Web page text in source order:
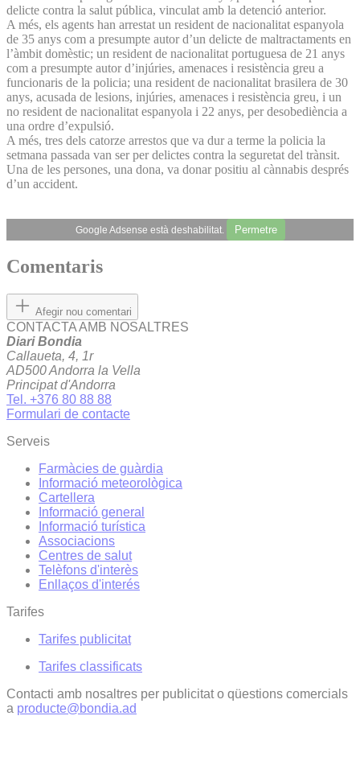
delicte contra la salut pública, vinculat amb la detenció anterior.
A més, els agents han arrestat un resident de nacionalitat espanyola
de 35 anys com a presumpte autor d’un delicte de maltractaments en
l’àmbit domèstic; un resident de nacionalitat portuguesa de 21 anys
com a presumpte autor d’injúries, amenaces i resistència greu a
funcionaris de la policia; una resident de nacionalitat brasilera de 30
anys, acusada de lesions, injúries, amenaces i resistència greu, i un
no resident de nacionalitat espanyola i 22 anys, per desobediència a
una ordre d’expulsió.
A més, tres dels catorze arrestos que va dur a terme la policia la
setmana passada van ser per delictes contra la seguretat del trànsit.
Una de les persones, una dona, va donar positiu al cànnabis després
d’un accident.
Google Adsense està deshabilitat. Permetre
Comentaris
Afegir nou comentari
CONTACTA AMB NOSALTRES
Diari Bondia
Callaueta, 4, 1r
AD500 Andorra la Vella
Principat d'Andorra
Tel. +376 80 88 88
Formulari de contacte
Serveis
Farmàcies de guàrdia
Informació meteorològica
Cartellera
Informació general
Informació turística
Associacions
Centres de salut
Telèfons d'interès
Enllaços d'interés
Tarifes
Tarifes publicitat
Tarifes classificats
Contacti amb nosaltres per publicitat o qüestions comercials
a producte@bondia.ad